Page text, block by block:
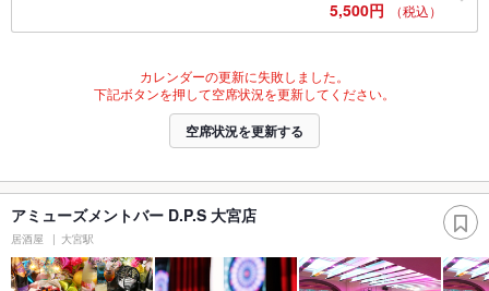
5,500円 （税込）
カレンダーの更新に失敗しました。
下記ボタンを押して空席状況を更新してください。
空席状況を更新する
アミューズメントバー D.P.S 大宮店
居酒屋 大宮駅